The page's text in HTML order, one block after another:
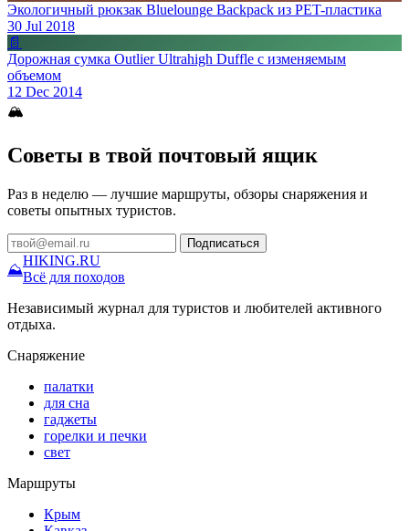
Экологичный рюкзак Bluelounge Backpack из PET-пластика
30 Jul 2018
📄
Дорожная сумка Outlier Ultrahigh Duffle с изменяемым
объемом
12 Dec 2014
🏔
Советы в твой почтовый ящик
Раз в неделю — лучшие маршруты, обзоры снаряжения и
советы опытных туристов.
Подписаться
⛰
HIKING.RU
Всё для походов
Независимый журнал для туристов и любителей активного
отдыха.
Снаряжение
палатки
для сна
гаджеты
горелки и печки
свет
Маршруты
Крым